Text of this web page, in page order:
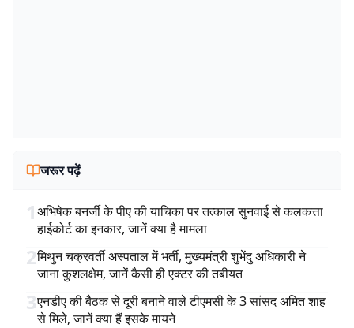
जरूर पढ़ें
1अभिषेक बनर्जी के पीए की याचिका पर तत्काल सुनवाई से कलकत्ता
हाईकोर्ट का इनकार, जानें क्या है मामला
2मिथुन चक्रवर्ती अस्पताल में भर्ती, मुख्यमंत्री शुभेंदु अधिकारी ने
जाना कुशलक्षेम, जानें कैसी ही एक्टर की तबीयत
3एनडीए की बैठक से दूरी बनाने वाले टीएमसी के 3 सांसद अमित शाह
से मिले, जानें क्या हैं इसके मायने